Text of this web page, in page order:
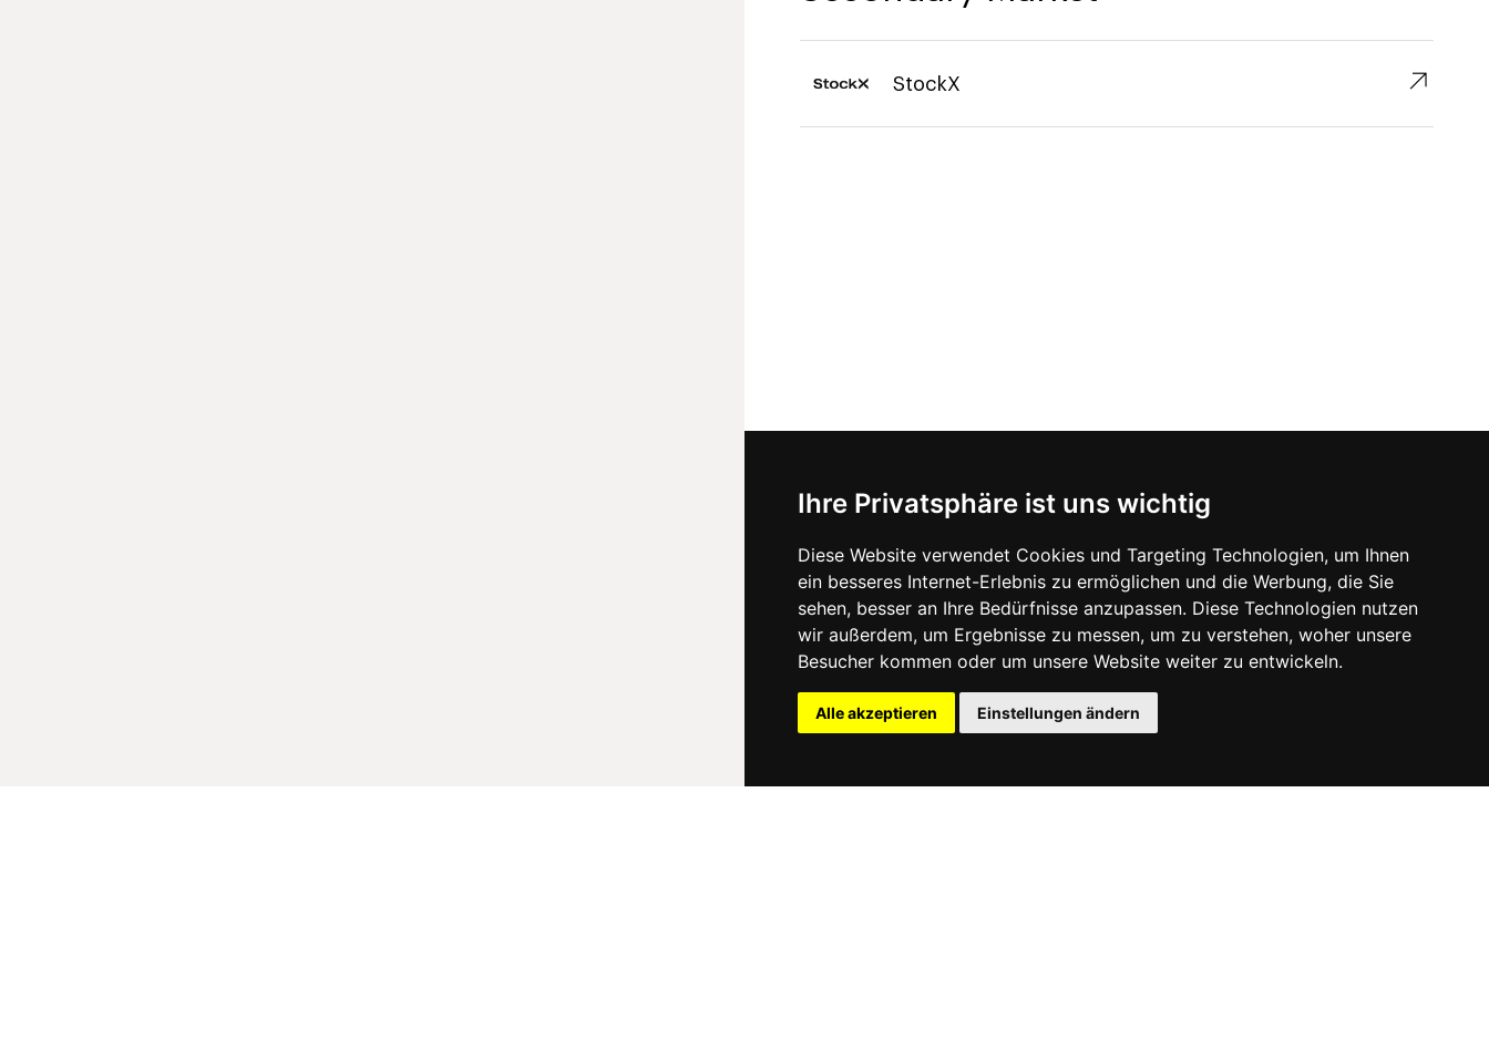
Ihre Privatsphäre ist uns wichtig
Diese Website verwendet Cookies und Targeting Technologien, um Ihnen
ein besseres Internet-Erlebnis zu ermöglichen und die Werbung, die Sie
sehen, besser an Ihre Bedürfnisse anzupassen. Diese Technologien nutzen
wir außerdem, um Ergebnisse zu messen, um zu verstehen, woher unsere
Besucher kommen oder um unsere Website weiter zu entwickeln.
Alle akzeptieren Einstellungen ändern
StockX ↗︎